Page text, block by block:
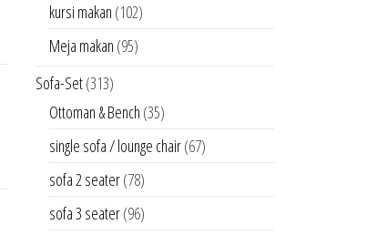
kursi makan (102)
Meja makan (95)
Sofa-Set(313)
Ottoman & Bench (35)
single sofa / lounge chair(67)
sofa 2 seater(78)
sofa 3 seater(96)